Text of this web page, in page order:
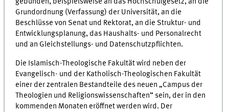
Grundordnung (Verfassung) der Universität, an die
Beschlüsse von Senat und Rektorat, an die Struktur- und
Entwicklungsplanung, das Haushalts- und Personalrecht
und an Gleichstellungs- und Datenschutzpflichten.
Die Islamisch-Theologische Fakultät wird neben der
Evangelisch- und der Katholisch-Theologischen Fakultät
einer der zentralen Bestandteile des neuen „Campus der
Theologien und Religionswissenschaften“ sein, der in den
kommenden Monaten eröffnet werden wird. Der